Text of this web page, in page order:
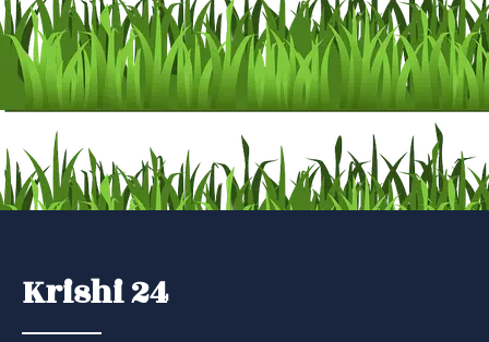
Krishi 24